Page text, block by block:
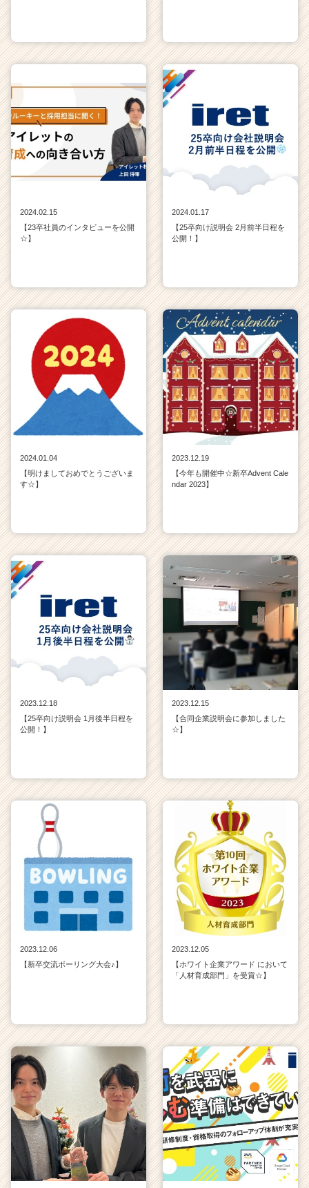
2024.02.15
【23卒社員のインタビューを公開
☆】
2024.01.17
【25卒向け説明会 2月前半日程を
公開！】
2024.01.04
【明けましておめでとうございま
す☆】
2023.12.19
【今年も開催中☆新卒Advent Cale
ndar 2023】
2023.12.18
【25卒向け説明会 1月後半日程を
公開！】
2023.12.15
【合同企業説明会に参加しました
☆】
2023.12.06
【新卒交流ボーリング大会♪】
2023.12.05
【ホワイト企業アワード において
「人材育成部門」を受賞☆】